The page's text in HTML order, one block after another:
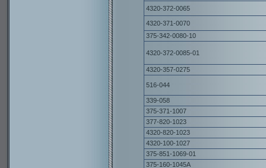
4320-372-0065
4320-371-0070
375-342-0080-10
4320-372-0085-01
4320-357-0275
516-044
339-058
375-371-1007
377-820-1023
4320-820-1023
4320-100-1027
375-851-1069-01
375-160-1045А